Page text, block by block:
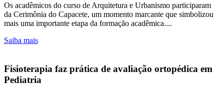
Os acadêmicos do curso de Arquitetura e Urbanismo participaram
da Cerimônia do Capacete, um momento marcante que simbolizou
mais uma importante etapa da formação acadêmica....
Saiba mais
Fisioterapia faz prática de avaliação ortopédica em
Pediatria